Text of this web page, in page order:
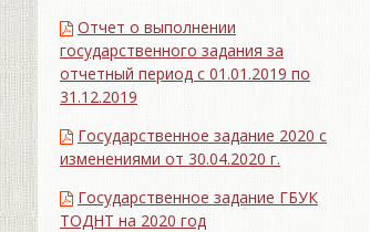
Отчет о выполнении
государственного задания за
отчетный период с 01.01.2019 по
31.12.2019
Государственное задание 2020 с
изменениями от 30.04.2020 г.
Государственное задание ГБУК
ТОДНТ на 2020 год